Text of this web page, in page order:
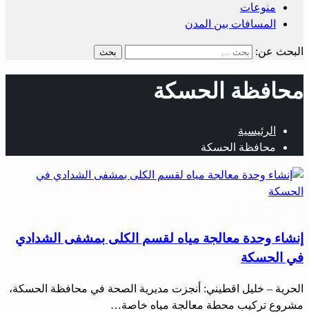
منوعات
المسافات بين المدن
البحث عن:
محافظة الحسكة
الرئيسية
محافظة الحسكة
إنشاء وحدة معالجة مياه لقسم الكلى بمشفى الشدادي
في الحسكة
الحرية – خليل اقطيني: أنجزت مديرية الصحة في محافظة الحسكة،
مشروع تركيب محطة معالجة مياه خاصة…